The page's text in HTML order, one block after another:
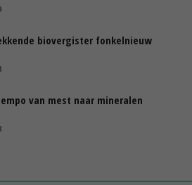
biovergister fonkelnieuw
van mest naar mineralen